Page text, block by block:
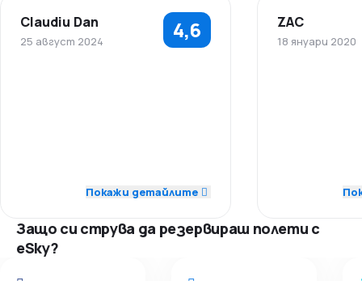
Полетни връзки
Изхранване
Claudiu Dan
25 август 2024 4,6
Комфорт на пътуване
Покажи детайлите
ZAC
18 януари 2020
Защо си струва да резервираш полети с
eSky?